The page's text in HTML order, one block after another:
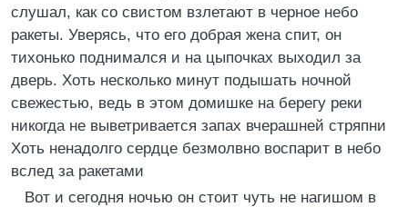
слушал, как со свистом взлетают в черное небо
ракеты. Уверясь, что его добрая жена спит, он
тихонько поднимался и на цыпочках выходил за
дверь. Хоть несколько минут подышать ночной
свежестью, ведь в этом домишке на берегу реки
никогда не выветривается запах вчерашней стряпни
Хоть ненадолго сердце безмолвно воспарит в небо
вслед за ракетами
Вот и сегодня ночью он стоит чуть не нагишом в